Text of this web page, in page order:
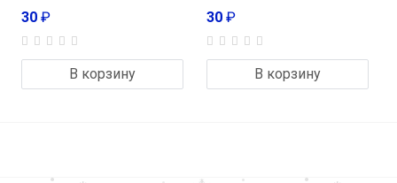
30 ₽
В корзину
30 ₽
В корзину